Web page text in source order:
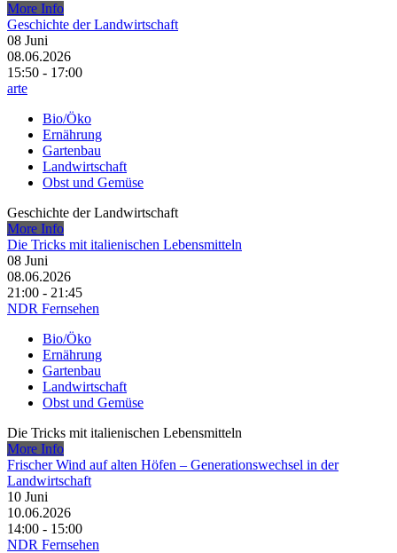
More Info
Geschichte der Landwirtschaft
08 Juni
08.06.2026
15:50 - 17:00
arte
Bio/Öko
Ernährung
Gartenbau
Landwirtschaft
Obst und Gemüse
Geschichte der Landwirtschaft
More Info
Die Tricks mit italienischen Lebensmitteln
08 Juni
08.06.2026
21:00 - 21:45
NDR Fernsehen
Bio/Öko
Ernährung
Gartenbau
Landwirtschaft
Obst und Gemüse
Die Tricks mit italienischen Lebensmitteln
More Info
Frischer Wind auf alten Höfen – Generationswechsel in der
Landwirtschaft
10 Juni
10.06.2026
14:00 - 15:00
NDR Fernsehen